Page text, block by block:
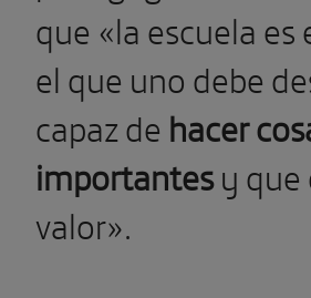
que «la escuela es
el que uno debe
capaz de hacer
importantesy que
valor».